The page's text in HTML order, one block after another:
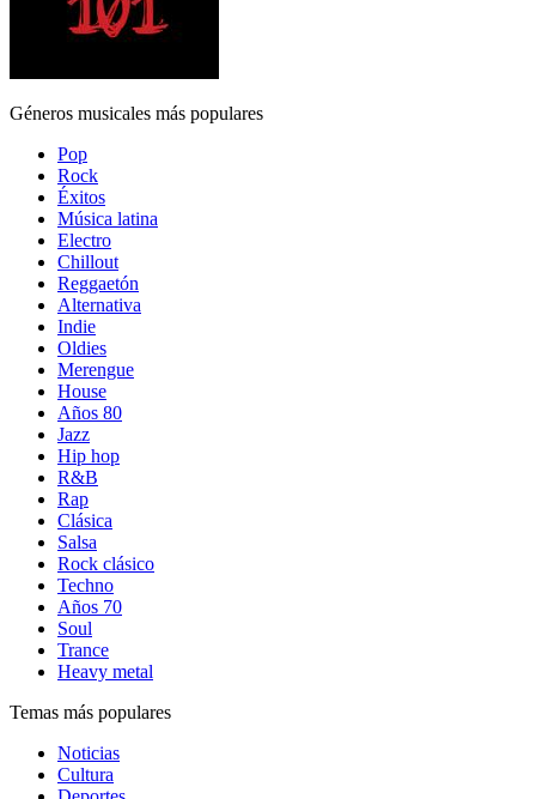
Géneros musicales más populares
Pop
Rock
Éxitos
Música latina
Electro
Chillout
Reggaetón
Alternativa
Indie
Oldies
Merengue
House
Años 80
Jazz
Hip hop
R&B
Rap
Clásica
Salsa
Rock clásico
Techno
Años 70
Soul
Trance
Heavy metal
Temas más populares
Noticias
Cultura